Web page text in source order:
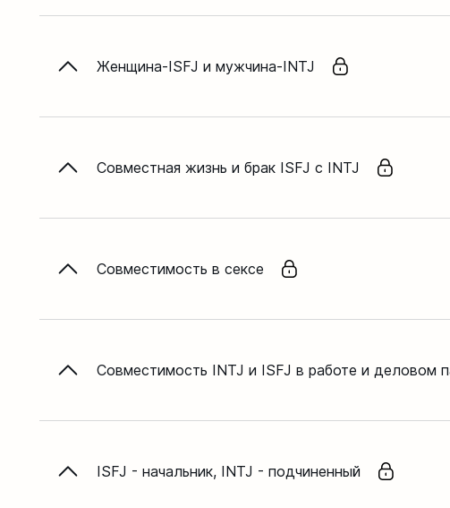
Женщина-ISFJ и мужчина-INTJ
Совместная жизнь и брак ISFJ с INTJ
Совместимость в сексе
Совместимость INTJ и ISFJ в работе и деловом
ISFJ - начальник, INTJ - подчиненный